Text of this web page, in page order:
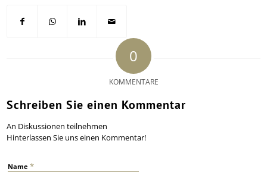
0
KOMMENTARE
Schreiben Sie einen Kommentar
An Diskussionen teilnehmen
Hinterlassen Sie uns einen Kommentar!
Name*